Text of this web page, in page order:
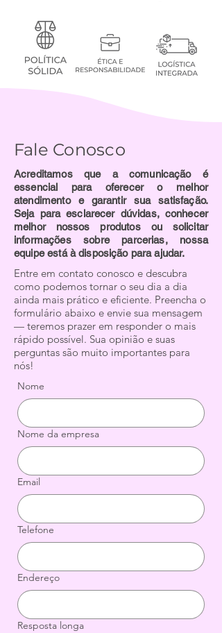
Fale Conosco
Acreditamos que a comunicação é
essencial para oferecer o melhor
atendimento e garantir sua satisfação.
Seja para esclarecer dúvidas, conhecer
melhor nossos produtos ou solicitar
informações sobre parcerias, nossa
equipe está à disposição para ajudar.
Entre em contato conosco e descubra
como podemos tornar o seu dia a dia
ainda mais prático e eficiente. Preencha o
formulário abaixo e envie sua mensagem
— teremos prazer em responder o mais
rápido possível. Sua opinião e suas
perguntas são muito importantes para
nós!
Nome
Nome da empresa
Email
Telefone
Endereço
Resposta longa